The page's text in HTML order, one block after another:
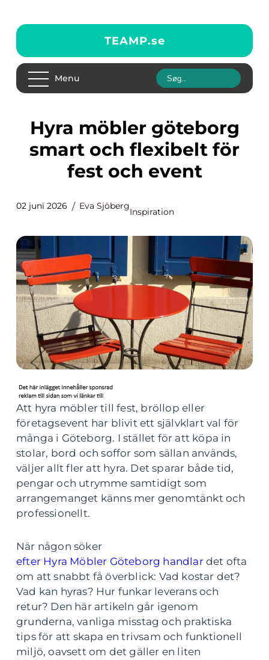
TEAMP.se
Menu
Hyra möbler göteborg
smart och flexibelt för
fest och event
02 juni 2026 Eva Sjöberg
Inspiration
Att hyra möbler till fest, bröllop eller
företagsevent har blivit ett självklart val för
många i Göteborg. I stället för att köpa in
stolar, bord och soffor som sällan används,
väljer allt fler att hyra. Det sparar både tid,
pengar och utrymme samtidigt som
arrangemanget känns mer genomtänkt och
professionellt.
När någon söker
efter Hyra Möbler Göteborg handlardet ofta
om att snabbt få överblick: Vad kostar det?
Vad kan hyras? Hur funkar leverans och
retur? Den här artikeln går igenom
grunderna, vanliga misstag och praktiska
tips för att skapa en trivsam och funktionell
miljö, oavsett om det gäller en liten